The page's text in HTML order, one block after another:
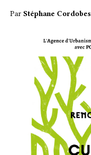
Par Stéphane Cordobes